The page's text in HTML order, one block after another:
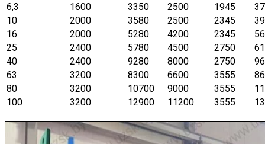
6,3
1600 3350 2500 1945
10
2000 3580 2500 2345
16
2000 5280 4200 2345
25
2400 5780 4500 2750
40
2400 9280 8000 2750
63
3200 8300 6600 3555
80
3200 10700 9000 3555
100
3200 12900 11200 3555